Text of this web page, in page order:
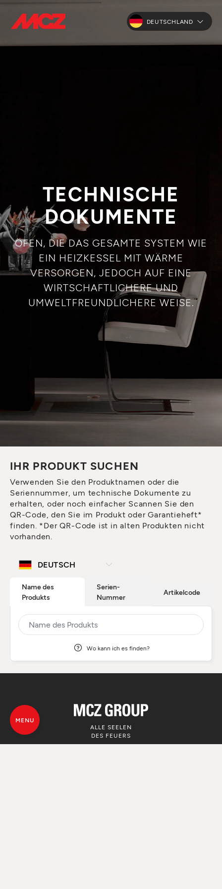
DEUTSCHLAND
TECHNISCHE
DOKUMENTE
ÖFEN, DIE DAS GESAMTE SYSTEM WIE
EIN HEIZKESSEL MIT WÄRME
VERSORGEN, JEDOCH AUF EINE
WIRTSCHAFTLICHERE UND
UMWELTFREUNDLICHERE WEISE.
IHR PRODUKT SUCHEN
Verwenden Sie den Produktnamen oder die
Seriennummer, um technische Dokumente zu
erhalten, oder noch einfacher Scannen Sie den
QR-Code, den Sie im Produkt oder Garantieheft*
finden. *Der QR-Code ist in alten Produkten nicht
vorhanden.
Name des
Produkts
Serien-
Nummer
Artikelcode
Wo kann ich es finden?
ALLE SEELEN
DES FEUERS
MENU